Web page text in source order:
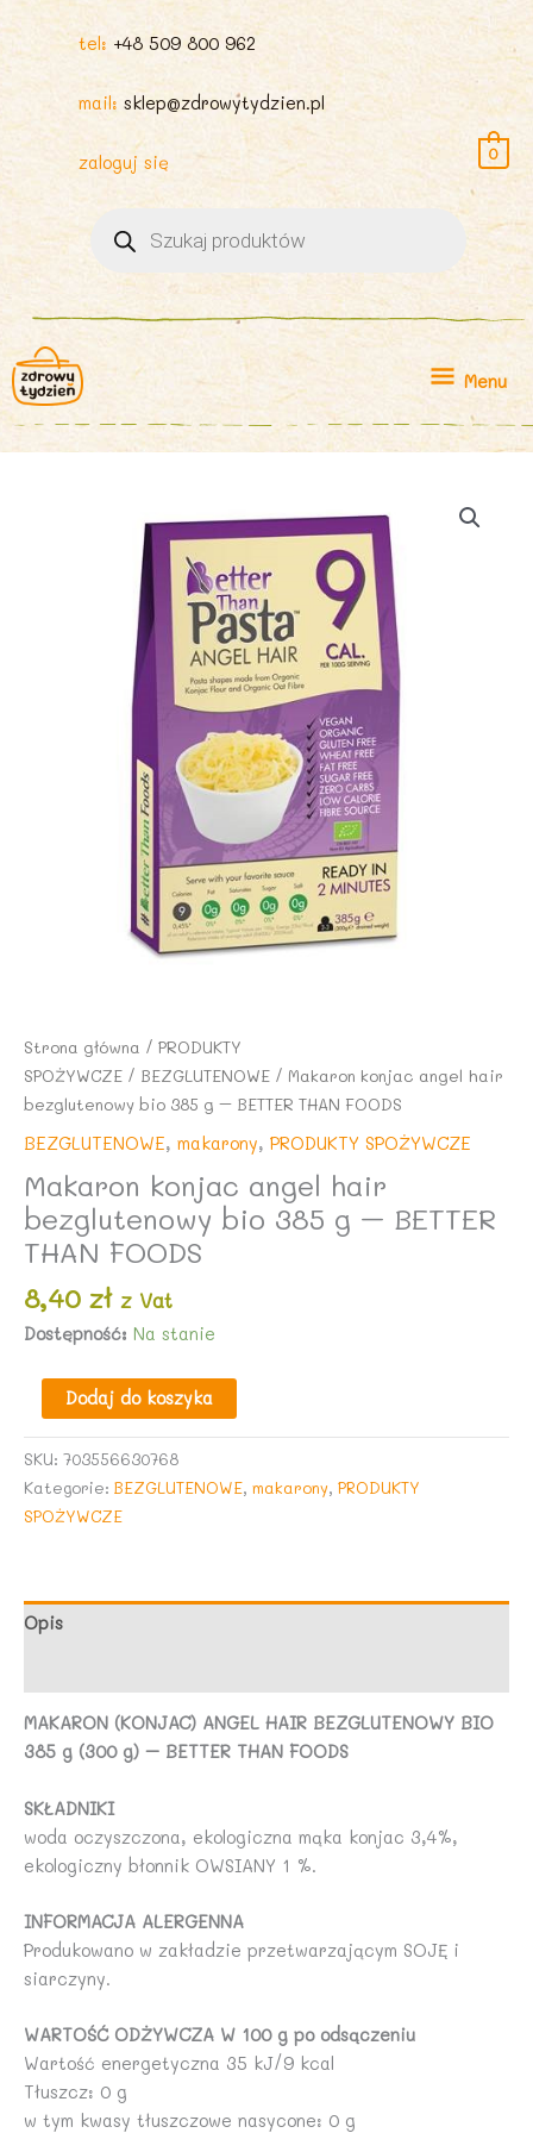
tel: +48 509 800 962
mail: sklep@zdrowytydzien.pl
zaloguj się
produktów
0
Menu
Menu
Strona główna / PRODUKTY
SPOŻYWCZE / BEZGLUTENOWE / Makaron konjac angel hair
bezglutenowy bio 385 g – BETTER THAN FOODS
BEZGLUTENOWE, makarony, PRODUKTY SPOŻYWCZE
Makaron konjac angel hair
bezglutenowy bio 385 g – BETTER
THAN FOODS
8,40 zł z Vat
Dostępność: Na stanie
Makaron
konjac
angel
hair
g
FOODS
Dodaj do koszyka
SKU: 703556630768
Kategorie: BEZGLUTENOWE, makarony, PRODUKTY
SPOŻYWCZE
Opis
MAKARON (KONJAC) ANGEL HAIR BEZGLUTENOWY BIO
385 g (300 g) – BETTER THAN FOODS
SKŁADNIKI
woda oczyszczona, ekologiczna mąka konjac 3,4%,
ekologiczny błonnik OWSIANY 1 %.
INFORMACJA ALERGENNA
Produkowano w zakładzie przetwarzającym SOJĘ i
siarczyny.
WARTOŚĆ ODŻYWCZA W 100 g po odsączeniu
Wartość energetyczna 35 kJ/9 kcal
Tłuszcz: 0 g
w tym kwasy tłuszczowe nasycone: 0 g